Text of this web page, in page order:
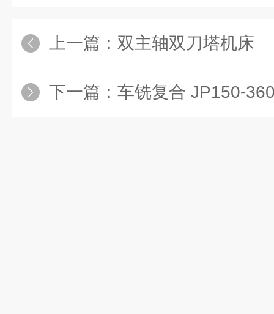
上一篇： 双主轴双刀塔机床
下一篇： 车铣复合 JP150-